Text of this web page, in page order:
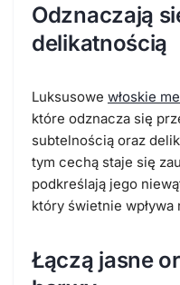
Odznaczają
delikatnością
Luksusowe włoskie
które odznacza się
subtelnością oraz
tym cechą staje się
podkreślają jego
który świetnie wpływa
Łączą jasne